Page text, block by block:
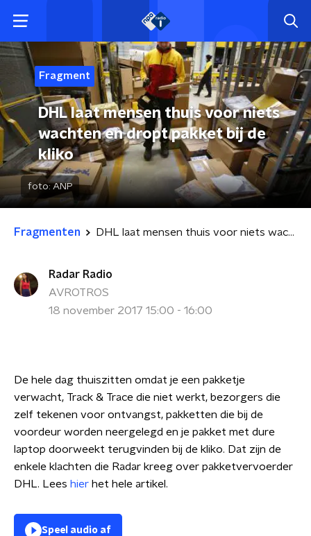
Fragment
DHL laat mensen thuis voor niets
wachten en dropt pakket bij de
kliko
foto: ANP
Fragmenten DHL laat mensen thuis voor niets wachten en dropt pakket bij de kliko
Radar Radio
AVROTROS
18 november 2017 15:00 - 16:00
De hele dag thuiszitten omdat je een pakketje
verwacht, Track & Trace die niet werkt, bezorgers die
zelf tekenen voor ontvangst, pakketten die bij de
voordeur worden neergelegd en je pakket met dure
laptop doorweekt terugvinden bij de kliko. Dat zijn de
enkele klachten die Radar kreeg over pakketvervoerder
DHL. Lees hier het hele artikel.
Speel audio af